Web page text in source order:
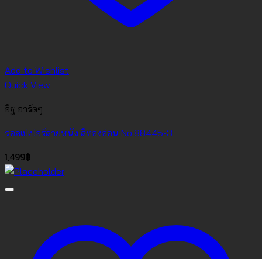
Add to Wishlist
Quick View
อิฐ อาร์ตๆ
วอลเปเปอร์ลายหนัง สีทองอ่อน No.88445-3
1,499฿